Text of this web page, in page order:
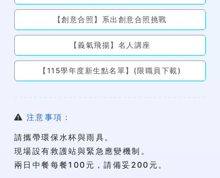
【創意合照】系出創意合照挑戰
【義氣飛揚】名人講座
【115學年度新生點名單】(限職員下載)
注意事項：
請攜帶環保水杯與雨具。
現場設有救護站與緊急應變機制。
兩日中餐每餐100元，請備妥200元。